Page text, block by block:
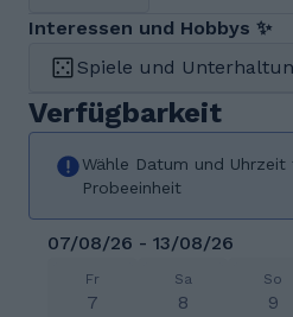
Interessen und Hobbys ✨
Spiele und
Verfügbarkeit
Wähle Datum und
Probeeinheit
07/08/26 - 13/08/26
Fr
7
Sa
8
So
9